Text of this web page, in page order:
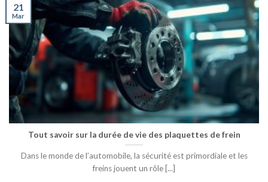
Tout savoir sur la durée de vie des plaquettes de frein
Dans le monde de l’automobile, la sécurité est primordiale et les
freins jouent un rôle [...]
21
Mar